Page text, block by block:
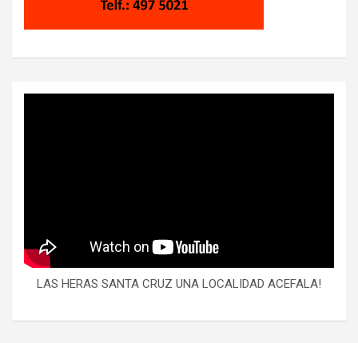
LAS HERAS SANTA CRUZ UNA LOCALIDAD ACEFALA!